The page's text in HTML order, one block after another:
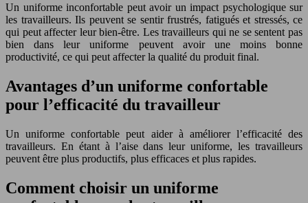
Un uniforme inconfortable peut avoir un impact psychologique sur
les travailleurs. Ils peuvent se sentir frustrés, fatigués et stressés, ce
qui peut affecter leur bien-être. Les travailleurs qui ne se sentent pas
bien dans leur uniforme peuvent avoir une moins bonne
productivité, ce qui peut affecter la qualité du produit final.
Avantages d’un uniforme confortable
pour l’efficacité du travailleur
Un uniforme confortable peut aider à améliorer l’efficacité des
travailleurs. En étant à l’aise dans leur uniforme, les travailleurs
peuvent être plus productifs, plus efficaces et plus rapides.
Comment choisir un uniforme